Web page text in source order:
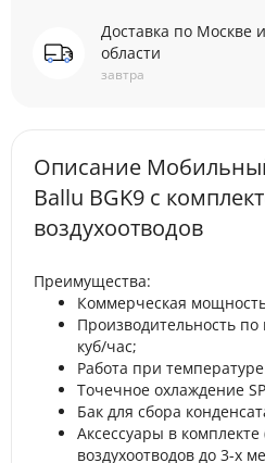
Доставка по Москве
области
завтра
Описание
Ballu BGK9 с
воздухоотводов
Преимущества:
Коммерческая
Производительность
куб/час;
Работа при
Точечное охлаждение
Бак для сбора
Аксессуары в
воздухоотводов до 3-х